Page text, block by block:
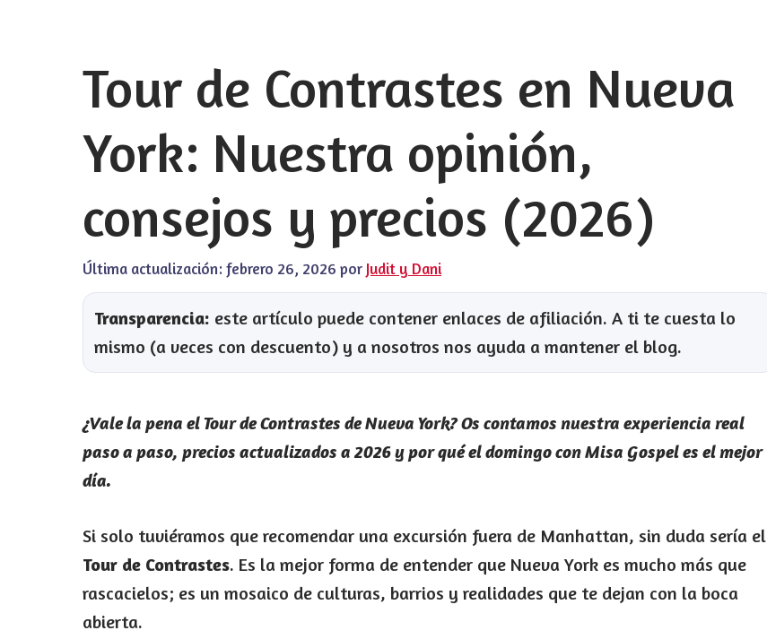
Tour de Contrastes en Nueva
York: Nuestra opinión,
consejos y precios (2026)
Última actualización: febrero 26, 2026 por Judit y Dani
Transparencia: este artículo puede contener enlaces de afiliación. A ti te cuesta lo
mismo (a veces con descuento) y a nosotros nos ayuda a mantener el blog.
¿Vale la pena el Tour de Contrastes de Nueva York? Os contamos nuestra experiencia real
paso a paso, precios actualizados a 2026 y por qué el domingo con Misa Gospel es el mejor
día.
Si solo tuviéramos que recomendar una excursión fuera de Manhattan, sin duda sería el
Tour de Contrastes. Es la mejor forma de entender que Nueva York es mucho más que
rascacielos; es un mosaico de culturas, barrios y realidades que te dejan con la boca
abierta.